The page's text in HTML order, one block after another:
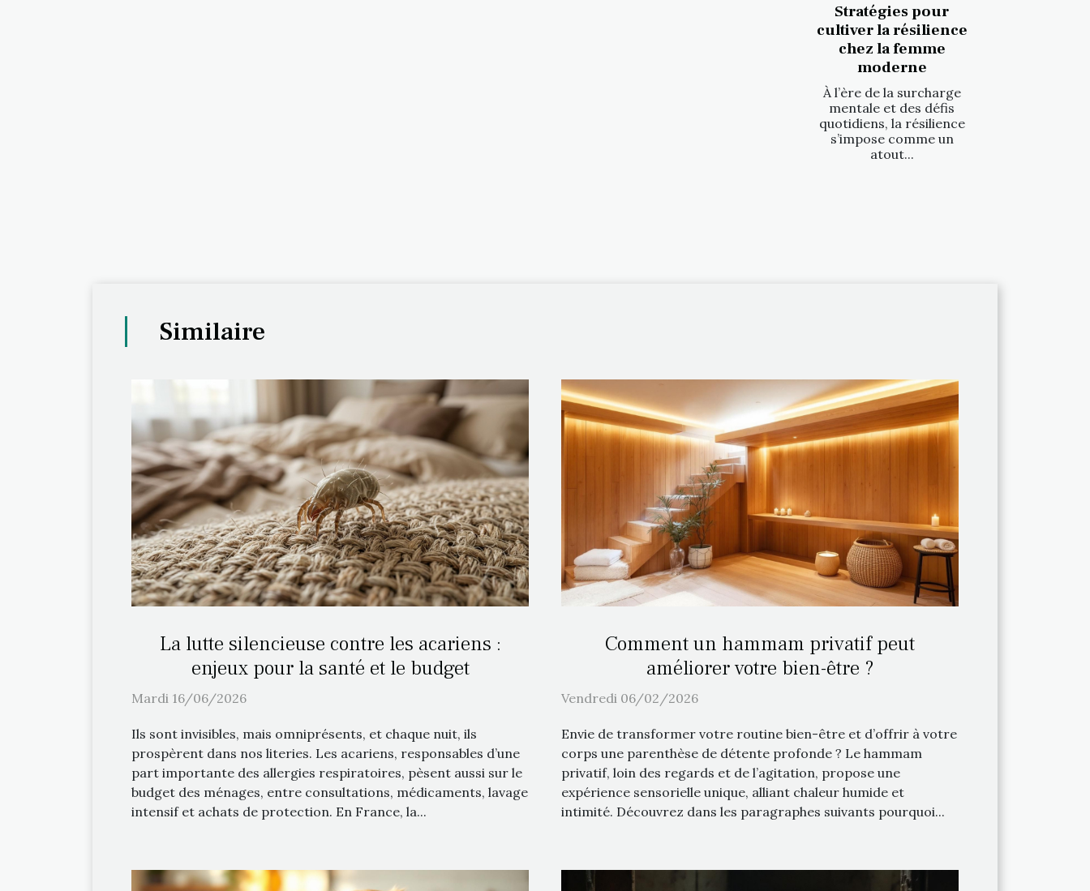
Stratégies pour
cultiver la résilience
chez la femme
moderne
À l’ère de la surcharge
mentale et des défis
quotidiens, la résilience
s’impose comme un
atout...
Similaire
La lutte silencieuse contre les acariens :
enjeux pour la santé et le budget
Mardi 16/06/2026
Ils sont invisibles, mais omniprésents, et chaque nuit, ils
prospèrent dans nos literies. Les acariens, responsables d’une
part importante des allergies respiratoires, pèsent aussi sur le
budget des ménages, entre consultations, médicaments, lavage
intensif et achats de protection. En France, la...
Comment un hammam privatif peut
améliorer votre bien-être ?
Vendredi 06/02/2026
Envie de transformer votre routine bien-être et d’offrir à votre
corps une parenthèse de détente profonde ? Le hammam
privatif, loin des regards et de l’agitation, propose une
expérience sensorielle unique, alliant chaleur humide et
intimité. Découvrez dans les paragraphes suivants pourquoi...